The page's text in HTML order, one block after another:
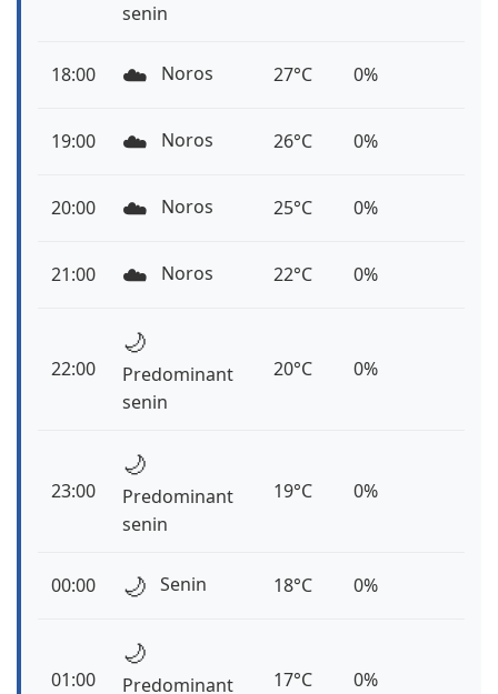
senin
18:00 ☁️ Noros 27°C 0%
19:00 ☁️ Noros 26°C 0%
20:00 ☁️ Noros 25°C 0%
21:00 ☁️ Noros 22°C 0%
22:00
🌙
Predominant
senin
20°C 0%
23:00
🌙
Predominant
senin
19°C 0%
00:00 🌙 Senin 18°C 0%
01:00
🌙
Predominant
17°C 0%